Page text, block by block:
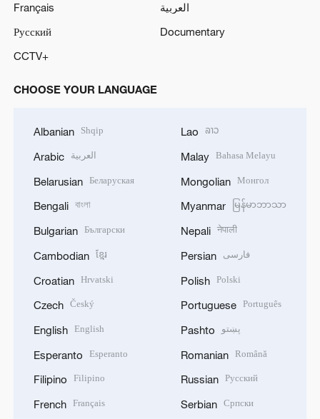
Français
العربية
Русский
Documentary
CCTV+
CHOOSE YOUR LANGUAGE
Albanian Shqip
Arabic العربية
Belarusian Беларуская
Bengali বাংলা
Bulgarian Български
Cambodian ខ្មែរ
Croatian Hrvatski
Czech Český
English English
Esperanto Esperanto
Filipino Filipino
French Français
Lao ລາວ
Malay Bahasa Melayu
Mongolian Монгол
Myanmar မြန်မာဘာသာ
Nepali नेपाली
Persian فارسی
Polish Polski
Portuguese Português
Pashto پښتو
Romanian Română
Russian Русский
Serbian Српски